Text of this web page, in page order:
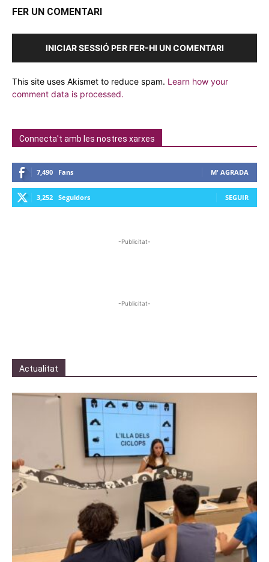
FER UN COMENTARI
INICIAR SESSIÓ PER FER-HI UN COMENTARI
This site uses Akismet to reduce spam. Learn how your
comment data is processed.
Connecta't amb les nostres xarxes
7,490 Fans M' AGRADA
3,252 Seguidors SEGUIR
-Publicitat-
-Publicitat-
Actualitat